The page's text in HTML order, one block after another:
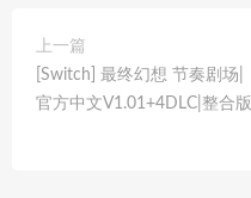
上一篇
[Switch] 最终幻想 节奏剧场|
官方中文V1.01+4DLC|整合版